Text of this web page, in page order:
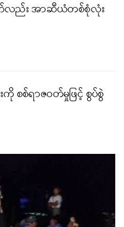
လည်း အာဆီယံတစ်စုံလုံး
စစ်ရာဇဝတ်မှုဖြင့် စွပ်စွဲ